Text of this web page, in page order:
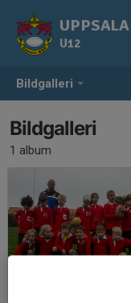
Bildgalleri
U12
Bildgalleri
1 album